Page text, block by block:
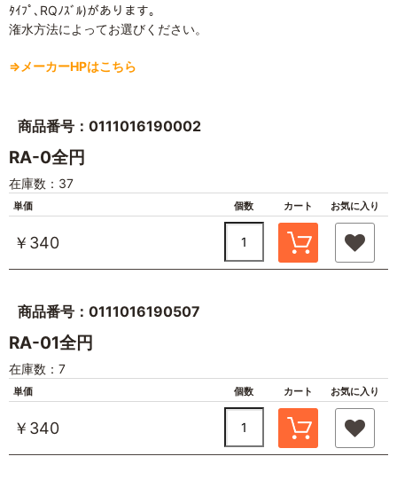
ﾀｲﾌﾟ､RQﾉｽﾞﾙ)があります。
潅水方法によってお選びください。
⇒メーカーHPはこちら
商品番号：0111016190002
RA-0全円
在庫数：37
単価 個数 カート お気に入り
￥340
商品番号：0111016190507
RA-01全円
在庫数：7
単価 個数 カート お気に入り
￥340